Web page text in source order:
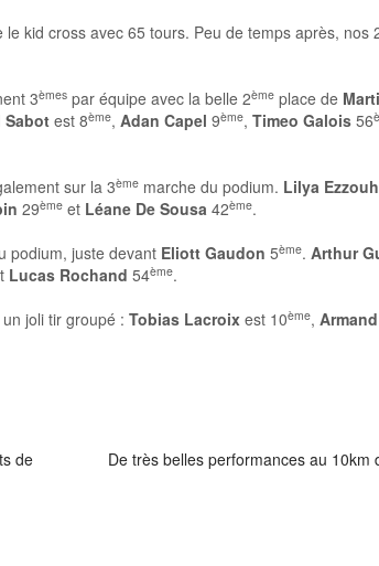
kid cross avec 65 tours. Peu de temps après, nos
3èmes par équipe avec la belle 2ème place de
Sabot est 8ème, Adan Capel 9ème, Timeo Galois 56
sur la 3ème marche du podium. Lilya
29ème et Léane De Sousa 42ème.
podium, juste devant Eliott Gaudon 5ème. Arthur
Lucas Rochand 54ème.
joli tir groupé : Tobias Lacroix est 10ème,
de
De très belles performances au 10km